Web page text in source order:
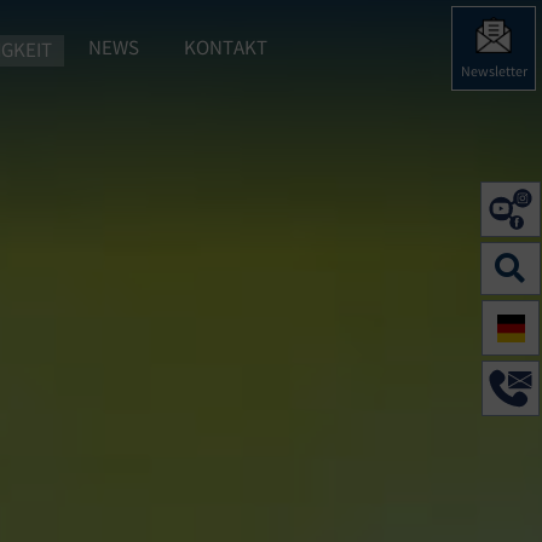
Newsletter
FOR "NACHHALTIGKEIT"
NEWS KONTAKT